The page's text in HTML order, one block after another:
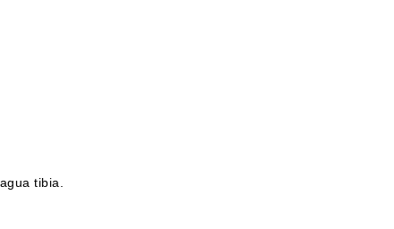
tibia.